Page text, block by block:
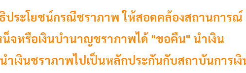
ประโยชน์กรณีชราภาพ ให้สอดคล้องสถานการณ์
จหรือเงินบำนาญชราภาพได้ "ขอคืน" นำเงิน
เงินชราภาพไปเป็นหลักประกันกับสถาบันการเงิ